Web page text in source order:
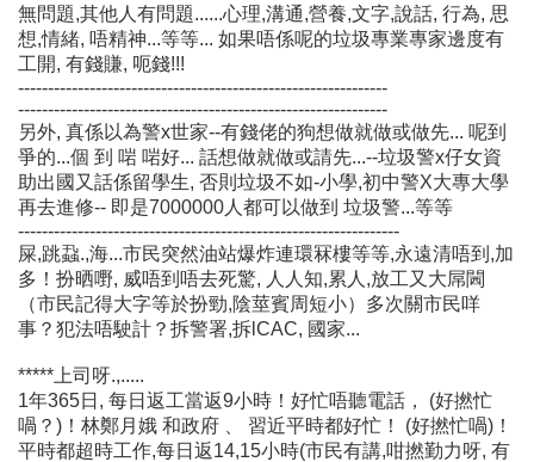
無問題,其他人有問題......心理,溝通,營養,文字,說話, 行為, 思
想,情緒, 唔精神...等等... 如果唔係呢的垃圾專業專家邊度有
工開, 有錢賺, 呃錢!!!
--------------------------------------------------------------
--------------------------------------------------------------
另外, 真係以為警x世家--有錢佬的狗想做就做或做先... 呢到
爭的...個 到 啱 啱好... 話想做就做或請先...--垃圾警x仔女資
助出國又話係留學生, 否則垃圾不如-小學,初中警X大專大學
再去進修-- 即是7000000人都可以做到 垃圾警...等等
----------------------------------------------------------------
屎,跳蝨.,海...市民突然油站爆炸連環冧樓等等,永遠清唔到,加
多！扮晒嘢, 威唔到唔去死驚, 人人知,累人,放工又大屌閪
（市民記得大字等於扮勁,陰莖賓周短小）多次關市民咩
事？犯法唔駛計？拆警署,拆lCAC, 國家...
*****上司呀.,.....
1年365日, 每日返工當返9小時！好忙唔聽電話， (好撚忙
喎？)！林鄭月娥 和政府 、 習近平時都好忙！ (好撚忙喎)！
平時都超時工作,每日返14,15小時(市民有講,咁撚勤力呀, 有